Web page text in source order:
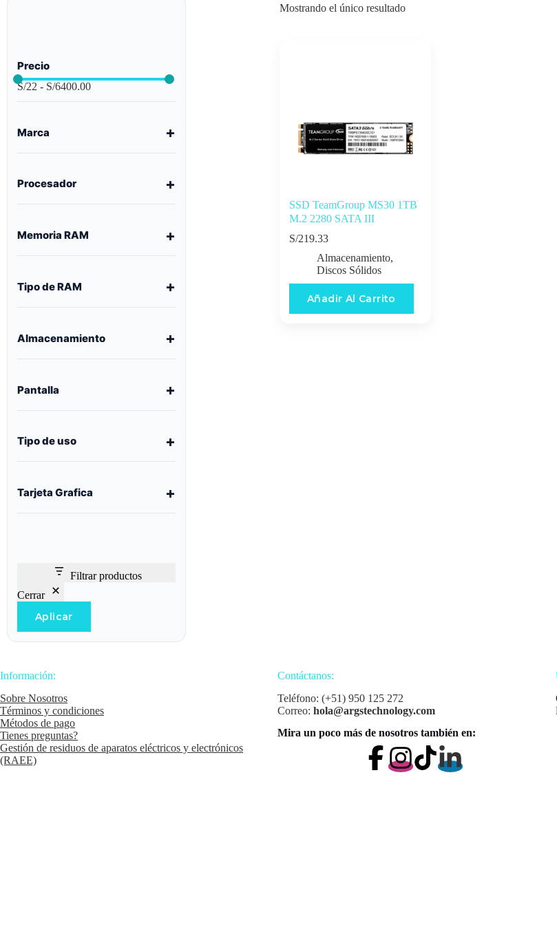
Mostrando el único resultado
SSD TeamGroup MS30 1TB
M.2 2280 SATA III
S/219.33
Almacenamiento,
Discos Sólidos
Añadir Al Carrito
Precio
S/22 - S/6400.00
Marca
Procesador
Memoria RAM
Tipo de RAM
Almacenamiento
Pantalla
Tipo de uso
Tarjeta Grafica
Filtrar productos
Cerrar
Aplicar
Información:
Sobre Nosotros
Términos y condiciones
Métodos de pago
Tienes preguntas?
Gestión de residuos de aparatos eléctricos y electrónicos
(RAEE)
Contáctanos:
Teléfono: (+51) 950 125 272
Correo:hola@argstechnology.com
Mira un poco más de nosotros también en: